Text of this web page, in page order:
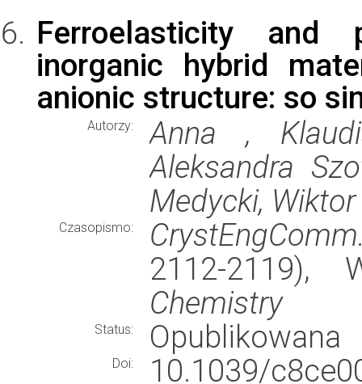
Ferroelasticity and
inorganic hybrid
anionic structure: so
Autorzy:
Anna ,
Aleksandra
Medycki,
Czasopismo:
2112-2119),
Chemistry
Status: Opublikowana
Doi:
10.1039/